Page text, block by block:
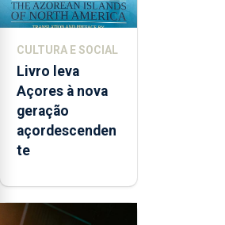
CULTURA E SOCIAL
Livro leva
Açores à nova
geração
açordescenden
te